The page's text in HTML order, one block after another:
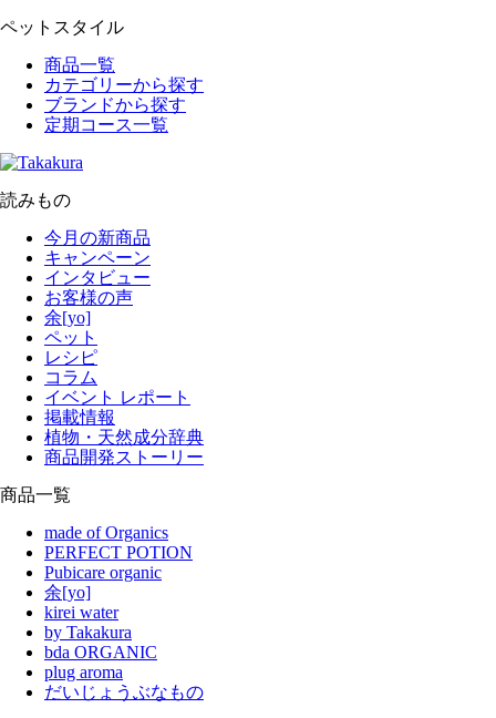
ペットスタイル
商品一覧
カテゴリーから探す
ブランドから探す
定期コース一覧
読みもの
今月の新商品
キャンペーン
インタビュー
お客様の声
余[yo]
ペット
レシピ
コラム
イベント レポート
掲載情報
植物・天然成分辞典
商品開発ストーリー
商品一覧
made of Organics
PERFECT POTION
Pubicare organic
余[yo]
kirei water
by Takakura
bda ORGANIC
plug aroma
だいじょうぶなもの